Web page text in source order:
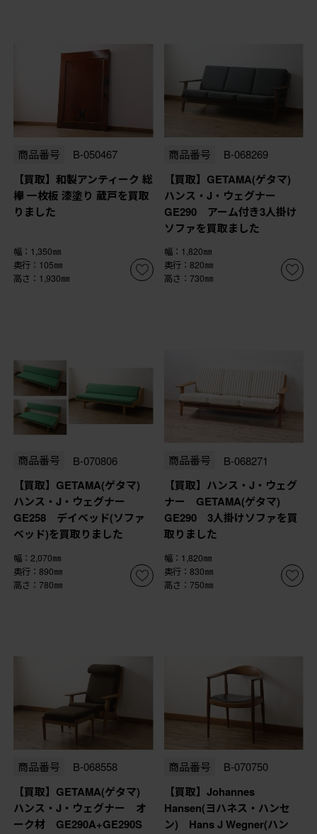
商品番号 B-050467
【買取】和製アンティーク 総
欅 一枚板 漆塗り 蔵戸を買取
りました
幅：1,350㎜
奥行：105㎜
高さ：1,930㎜
商品番号 B-068269
【買取】GETAMA(ゲタマ)
ハンス・J・ウェグナー
GE290 アーム付き3人掛け
ソファを買取ました
幅：1,820㎜
奥行：820㎜
高さ：730㎜
商品番号 B-070806
【買取】GETAMA(ゲタマ)
ハンス・J・ウェグナー
GE258 デイベッド(ソファ
ベッド)を買取りました
幅：2,070㎜
奥行：890㎜
高さ：780㎜
商品番号 B-068271
【買取】ハンス・J・ウェグ
ナー GETAMA(ゲタマ)
GE290 3人掛けソファを買
取りました
幅：1,820㎜
奥行：830㎜
高さ：750㎜
商品番号 B-068558
【買取】GETAMA(ゲタマ)
ハンス・J・ウェグナー オ
ーク材 GE290A+GE290S
商品番号 B-070750
【買取】Johannes
Hansen(ヨハネス・ハンセ
ン) Hans J Wegner(ハン